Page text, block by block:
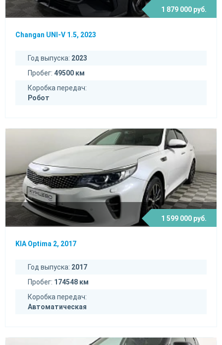
1 879 000 руб.
Changan UNI-V 1.5, 2023
Год выпуска: 2023
Пробег: 49500 км
Коробка передач:
Робот
1 599 000 руб.
KIA Optima 2, 2017
Год выпуска: 2017
Пробег: 174548 км
Коробка передач:
Автоматическая